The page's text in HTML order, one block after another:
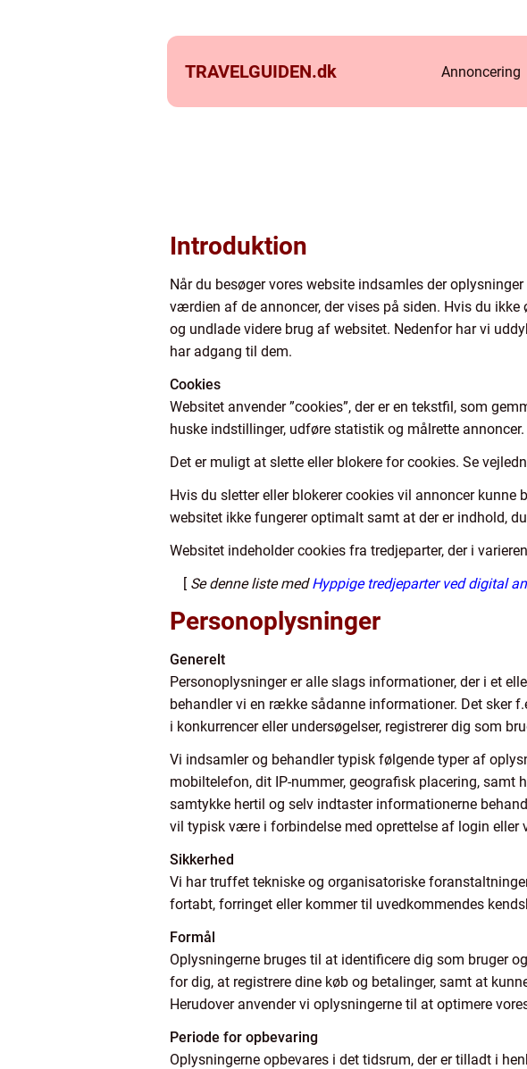
TRAVELGUIDEN.dk Annoncering
Introduktion
Når du besøger vores website indsamles der
værdien af de annoncer, der vises på siden. Hvis du
og undlade videre brug af websitet. Nedenfor har vi
har adgang til dem.
Cookies
Websitet anvender ”cookies”, der er en tekstfil, som
huske indstillinger, udføre statistik og målrette
Det er muligt at slette eller blokere for cookies. Se
Hvis du sletter eller blokerer cookies vil annoncer
websitet ikke fungerer optimalt samt at der er indhold,
Websitet indeholder cookies fra tredjeparter, der i
[ Se denne liste med Hyppige tredjeparter ved digital
Personoplysninger
Generelt
Personoplysninger er alle slags informationer, der i et
behandler vi en række sådanne informationer. Det sker
i konkurrencer eller undersøgelser, registrerer dig som
Vi indsamler og behandler typisk følgende typer af
mobiltelefon, dit IP-nummer, geografisk placering, samt
samtykke hertil og selv indtaster informationerne
vil typisk være i forbindelse med oprettelse af login eller
Sikkerhed
Vi har truffet tekniske og organisatoriske
fortabt, forringet eller kommer til uvedkommendes
Formål
Oplysningerne bruges til at identificere dig som bruger
for dig, at registrere dine køb og betalinger, samt at
Herudover anvender vi oplysningerne til at optimere
Periode for opbevaring
Oplysningerne opbevares i det tidsrum, der er tilladt i